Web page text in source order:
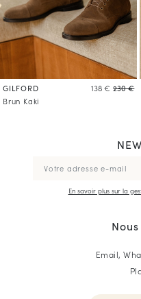
GILFORD 138 € 230 €
Brun Kaki
En savoir plus sur la
Email,